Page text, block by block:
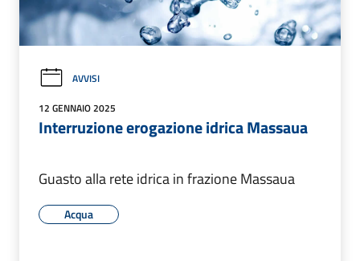
AVVISI
12 GENNAIO 2025
Interruzione erogazione idrica Massaua
Guasto alla rete idrica in frazione Massaua
Acqua